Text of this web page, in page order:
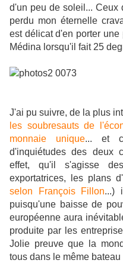
d'un peu de soleil... Ceux
perdu mon éternelle
est délicat d'en porter
Médina lorsqu'il fait 25
J'ai pu suivre, de la plus
les soubresauts de
monnaie unique... et
d'inquiétudes des deux
effet, qu'il s'agisse
exportatrices, les plans
selon François Fillon...)
puisqu'une baisse de
européenne aura
produite par les
Jolie preuve que la
tous dans le même